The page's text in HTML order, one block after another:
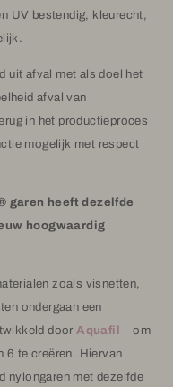
UV bestendig, kleurecht,
uit afval met als doel het
afval van
in het productieproces
mogelijk met respect
garen heeft dezelfde
hoogwaardig
zoals visnetten,
ondergaan een
door Aquafil – om
6 te creëren. Hiervan
nylongaren met dezelfde